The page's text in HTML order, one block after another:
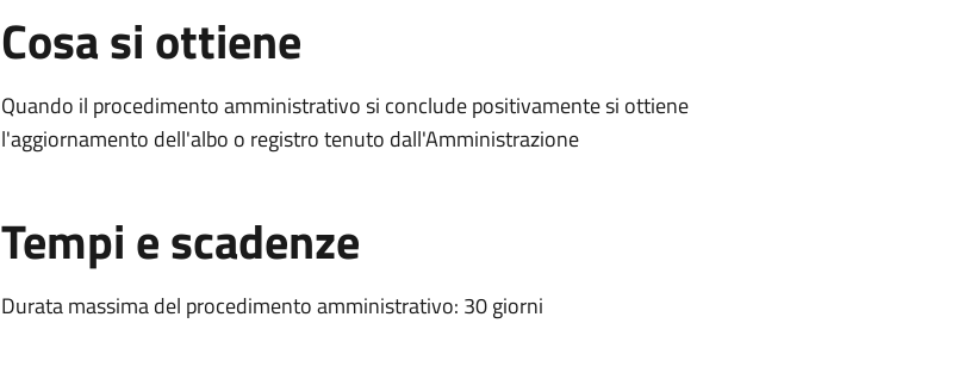
Cosa si ottiene
Quando il procedimento amministrativo si conclude positivamente si ottiene
l'aggiornamento dell'albo o registro tenuto dall'Amministrazione
Tempi e scadenze
Durata massima del procedimento amministrativo: 30 giorni